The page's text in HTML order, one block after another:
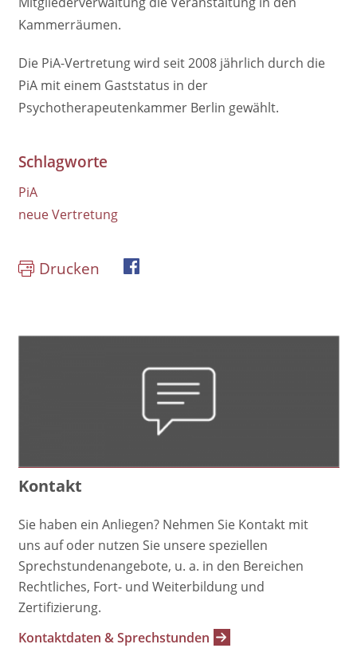
Kammerräumen.
Die PiA-Vertretung wird seit 2008 jährlich durch die
PiA mit einem Gaststatus in der
Psychotherapeutenkammer Berlin gewählt.
Schlagworte
PiA
neue Vertretung
Drucken
Kontakt
Sie haben ein Anliegen? Nehmen Sie Kontakt mit
uns auf oder nutzen Sie unsere speziellen
Sprechstundenangebote, u. a. in den Bereichen
Rechtliches, Fort- und Weiterbildung und
Zertifizierung.
Kontaktdaten & Sprechstunden